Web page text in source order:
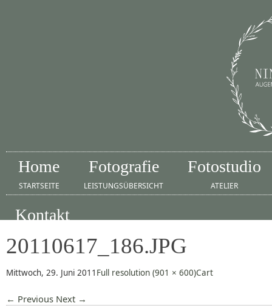
Home
STARTSEITE
Fotografie
LEISTUNGSÜBERSICHT
Fotostudio
ATELIER
Kontakt
20110617_186.JPG
Mittwoch, 29. Juni 2011 Full resolution (901 × 600)Cart
← Previous Next →